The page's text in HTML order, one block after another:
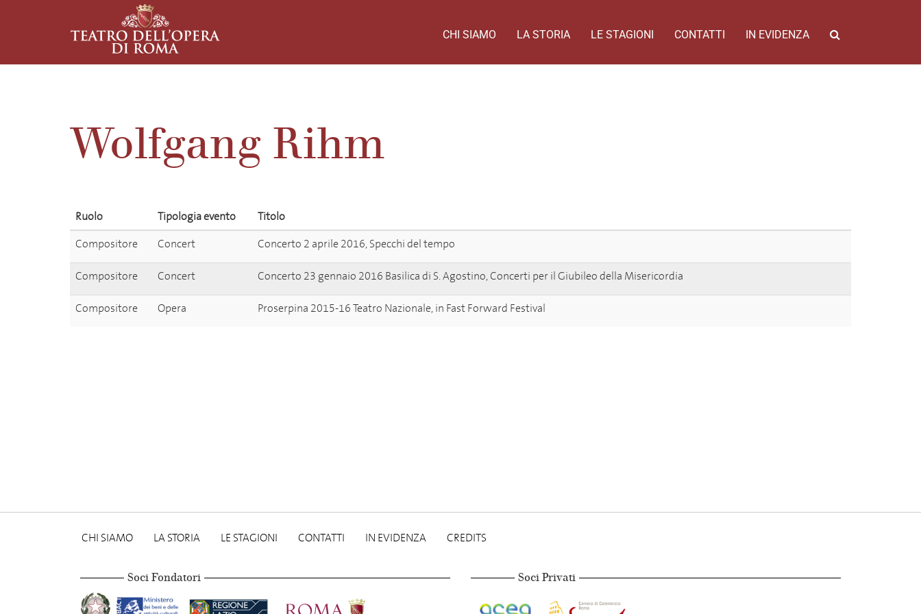
CHI SIAMO LA STORIA LE STAGIONI CONTATTI IN EVIDENZA
Wolfgang Rihm
Ruolo Tipologia evento
Titolo
Compositore
Concert Concerto 2 aprile 2016, Specchi del tempo
Compositore Concert Concerto 23 gennaio 2016 Basilica di S. Agostino, Concerti per il Giubileo della Misericordia
Compositore Opera Proserpina 2015-16 Teatro Nazionale, in Fast Forward Festival
CHI SIAMO LA STORIA LE STAGIONI CONTATTI IN EVIDENZA CREDITS
Soci Fondatori Soci Privati